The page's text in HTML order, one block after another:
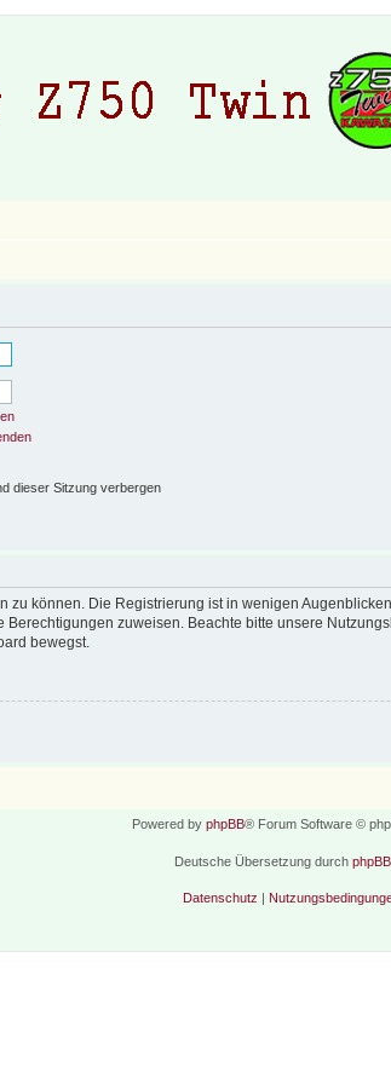
dieser Sitzung verbergen
zu können. Die Registrierung ist in wenigen
zuweisen. Beachte bitte unsere
bewegst.
Powered by phpBB® Forum Software ©
Deutsche Übersetzung durch
Datenschutz